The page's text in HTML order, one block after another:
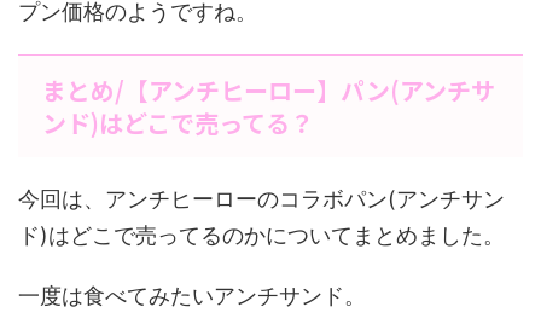
プン価格のようですね。
まとめ/【アンチヒーロー】パン(アンチサ
ンド)はどこで売ってる？
今回は、アンチヒーローのコラボパン(アンチサン
ド)はどこで売ってるのかについてまとめました。
一度は食べてみたいアンチサンド。